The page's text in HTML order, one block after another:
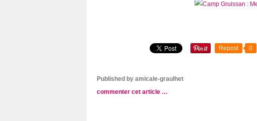
Repost 0
Published by amicale-graulhet
commenter cet article …